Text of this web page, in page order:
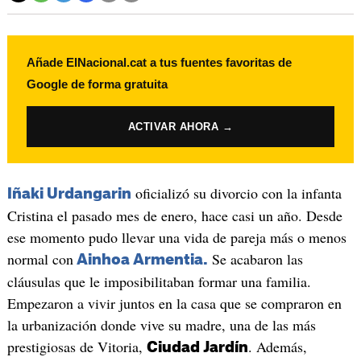
Añade ElNacional.cat a tus fuentes favoritas de
Google de forma gratuita
ACTIVAR AHORA →
Iñaki Urdangarin oficializó su divorcio con la infanta
Cristina el pasado mes de enero, hace casi un año. Desde
ese momento pudo llevar una vida de pareja más o menos
normal con Ainhoa Armentia. Se acabaron las
cláusulas que le imposibilitaban formar una familia.
Empezaron a vivir juntos en la casa que se compraron en
la urbanización donde vive su madre, una de las más
prestigiosas de Vitoria, Ciudad Jardín. Además,